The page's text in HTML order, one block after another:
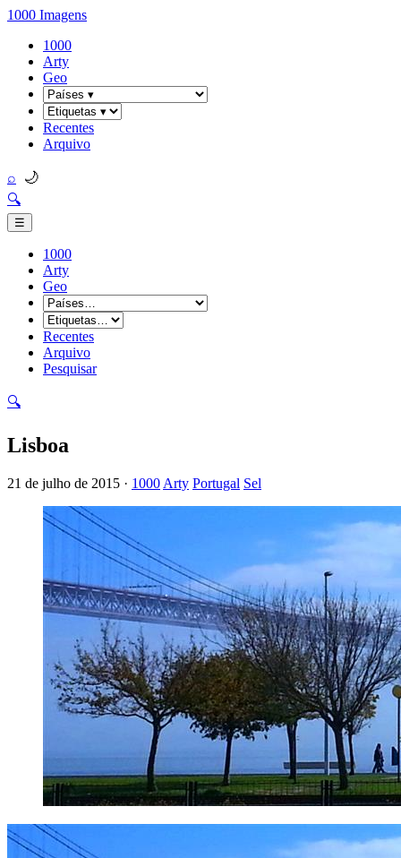
1000 Imagens
1000
Arty
Geo
Recentes
Arquivo
⌕ 🌙
🔍
☰
1000
Arty
Geo
Recentes
Arquivo
Pesquisar
🔍
Lisboa
21 de julho de 2015 · 1000 Arty Portugal Sel